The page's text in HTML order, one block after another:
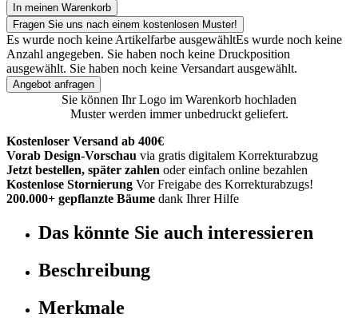
In meinen Warenkorb
Fragen Sie uns nach einem kostenlosen Muster!
Es wurde noch keine Artikelfarbe ausgewähltEs wurde noch keine
Anzahl angegeben. Sie haben noch keine Druckposition
ausgewählt. Sie haben noch keine Versandart ausgewählt.
Angebot anfragen
Sie können Ihr Logo im Warenkorb hochladen
Muster werden immer unbedruckt geliefert.
Kostenloser Versand ab 400€
Vorab Design-Vorschau via gratis digitalem Korrekturabzug
Jetzt bestellen, später zahlen oder einfach online bezahlen
Kostenlose Stornierung Vor Freigabe des Korrekturabzugs!
200.000+ gepflanzte Bäume dank Ihrer Hilfe
Das könnte Sie auch interessieren
Beschreibung
Merkmale